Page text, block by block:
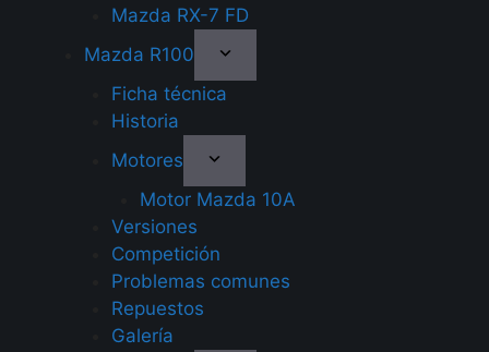
Mazda RX-7 FD
Mazda R100
Ficha técnica
Historia
Motores
Motor Mazda 10A
Versiones
Competición
Problemas comunes
Repuestos
Galería